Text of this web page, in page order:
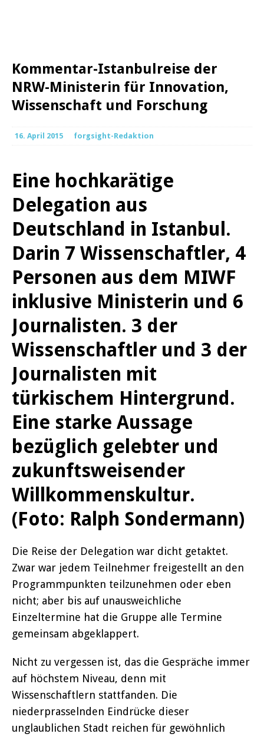
Kommentar-Istanbulreise der
NRW-Ministerin für Innovation,
Wissenschaft und Forschung
16. April 2015 forgsight-Redaktion
Eine hochkarätige
Delegation aus
Deutschland in Istanbul.
Darin 7 Wissenschaftler, 4
Personen aus dem MIWF
inklusive Ministerin und 6
Journalisten. 3 der
Wissenschaftler und 3 der
Journalisten mit
türkischem Hintergrund.
Eine starke Aussage
bezüglich gelebter und
zukunftsweisender
Willkommenskultur.
(Foto: Ralph Sondermann)
Die Reise der Delegation war dicht getaktet.
Zwar war jedem Teilnehmer freigestellt an den
Programmpunkten teilzunehmen oder eben
nicht; aber bis auf unausweichliche
Einzeltermine hat die Gruppe alle Termine
gemeinsam abgeklappert.
Nicht zu vergessen ist, das die Gespräche immer
auf höchstem Niveau, denn mit
Wissenschaftlern stattfanden. Die
niederprasselnden Eindrücke dieser
unglaublichen Stadt reichen für gewöhnlich